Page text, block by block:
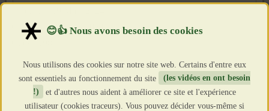
Création : 19 Mars 2024
Clics : 1980
Nous utilisons des cookies sur notre site web. Certains d'entre eux
sont essentiels au fonctionnement du site
(les vidéos en ont besoin
!)
et d'autres nous aident à améliorer ce site et l'expérience
utilisateur (cookies traceurs). Vous pouvez décider vous-même si